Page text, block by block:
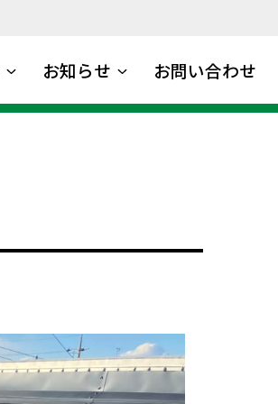
お知らせ お問い合わせ